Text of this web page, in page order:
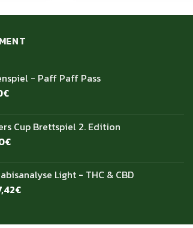
- Paff Paff Pass
€
Cup Brettspiel 2. Edition
€
Light - THC & CBD
€